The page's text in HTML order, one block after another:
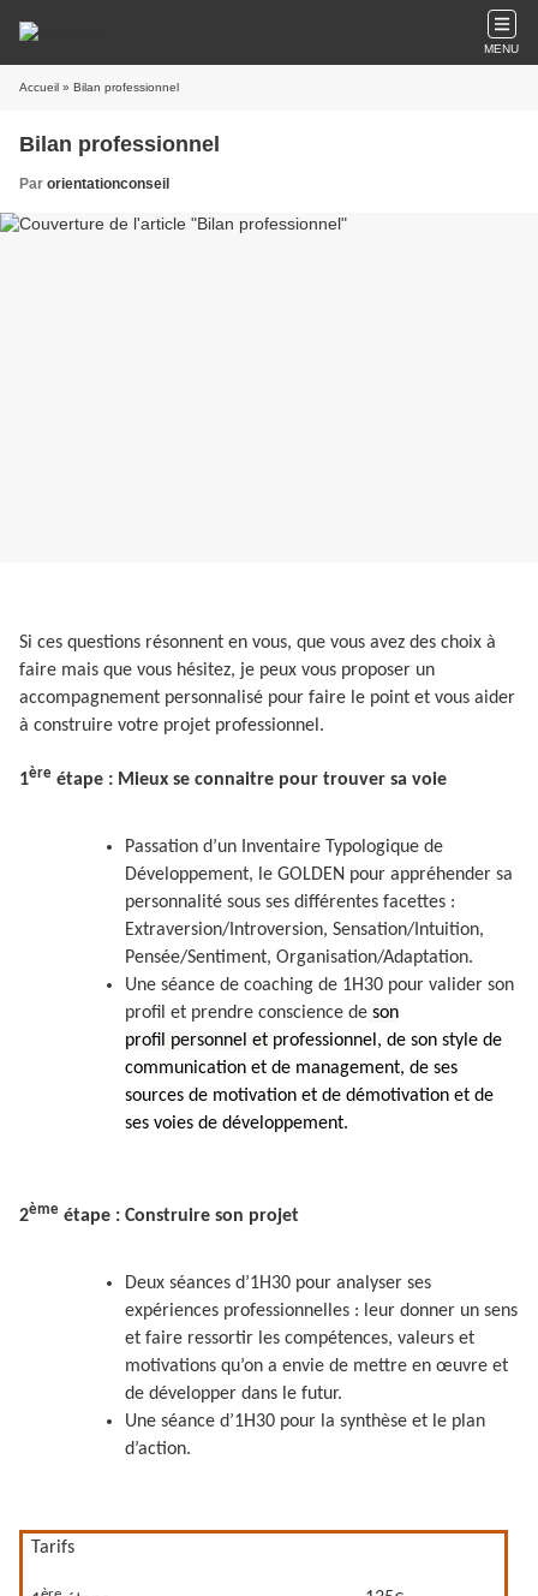
MENU
Accueil » Bilan professionnel
Bilan professionnel
Par orientationconseil
Si ces questions résonnent en vous, que vous avez des choix à
faire mais que vous hésitez, je peux vous proposer un
accompagnement personnalisé pour faire le point et vous aider
à construire votre projet professionnel.
1ère étape : Mieux se connaitre pour trouver sa voie
Passation d’un Inventaire Typologique de
Développement, le GOLDEN pour appréhender sa
personnalité sous ses différentes facettes :
Extraversion/Introversion, Sensation/Intuition,
Pensée/Sentiment, Organisation/Adaptation.
Une séance de coaching de 1H30 pour valider son
profil et prendre conscience de son
profil personnel et professionnel, de son style de
communication et de management, de ses
sources de motivation et de démotivation et de
ses voies de développement.
2ème étape : Construire son projet
Deux séances d’1H30 pour analyser ses
expériences professionnelles : leur donner un sens
et faire ressortir les compétences, valeurs et
motivations qu’on a envie de mettre en œuvre et
de développer dans le futur.
Une séance d’1H30 pour la synthèse et le plan
d’action.
Tarifs